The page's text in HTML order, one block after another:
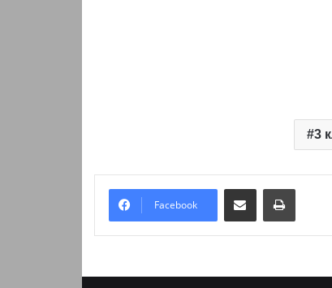
3
Facebook
Надіслати електронною поштою